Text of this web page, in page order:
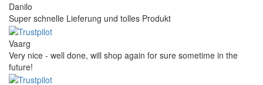
Danilo
Super schnelle Lieferung und tolles Produkt
Vaarg
Very nice - well done, will shop again for sure sometime in the
future!